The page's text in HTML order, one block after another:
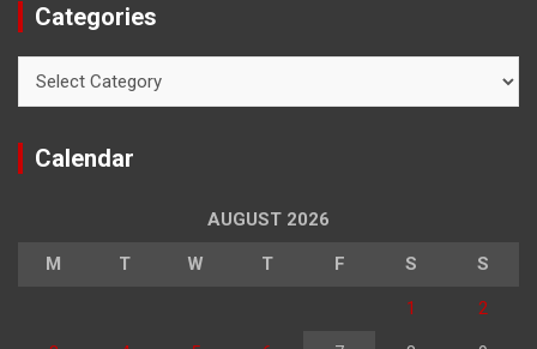
Categories
Calendar
AUGUST 2026
M T W T F S S
1 2